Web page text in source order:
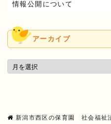
情報公開について
アーカイブ
新潟市西区の保育園 社会福祉